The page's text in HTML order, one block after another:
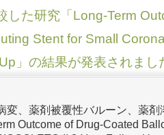
した研究「Long-Term
Stent for Small
」の結果が発表されまし
変、薬剤被覆性バルーン、薬
Outcome of Drug-Coated